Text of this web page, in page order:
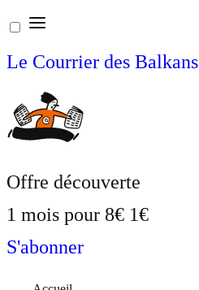
Aller
au
contenu
Le Courrier des Balkans
Offre découverte
1 mois pour 8€ 1€
S'abonner